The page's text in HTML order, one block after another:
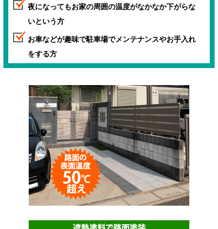
夜になってもお家の周囲の温度がなかなか下がらな
いという方
お車などが趣味で駐車場でメンテナンスやお手入れ
をする方